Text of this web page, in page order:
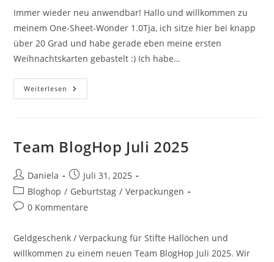
Immer wieder neu anwendbar! Hallo und willkommen zu
meinem One-Sheet-Wonder 1.0Tja, ich sitze hier bei knapp
über 20 Grad und habe gerade eben meine ersten
Weihnachtskarten gebastelt :) Ich habe…
Weiterlesen
Team BlogHop Juli 2025
Daniela
Juli 31, 2025
Bloghop / Geburtstag / Verpackungen
0 Kommentare
Geldgeschenk / Verpackung für Stifte Hallöchen und
willkommen zu einem neuen Team BlogHop Juli 2025. Wir